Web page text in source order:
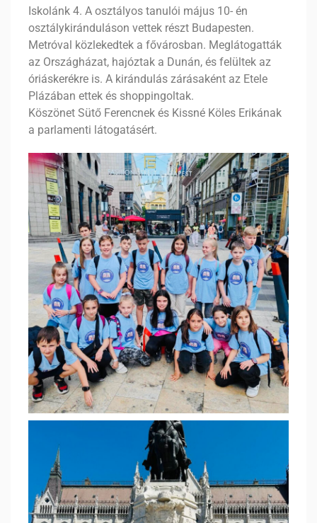
Iskolánk 4. A osztályos tanulói május 10- én
osztálykiránduláson vettek részt Budapesten.
Metróval közlekedtek a fővárosban. Meglátogatták
az Országházat, hajóztak a Dunán, és felültek az
óriáskerékre is. A kirándulás zárásaként az Etele
Plázában ettek és shoppingoltak.
Köszönet Sütő Ferencnek és Kissné Köles Erikának
a parlamenti látogatásért.